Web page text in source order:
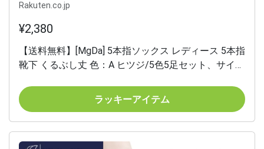
Rakuten.co.jp
¥2,380
【送料無料】[MgDa] 5本指ソックス レディース 5本指
靴下 くるぶし丈 色：A ヒツジ/5色5足セット、サイ
ラッキーアイテム